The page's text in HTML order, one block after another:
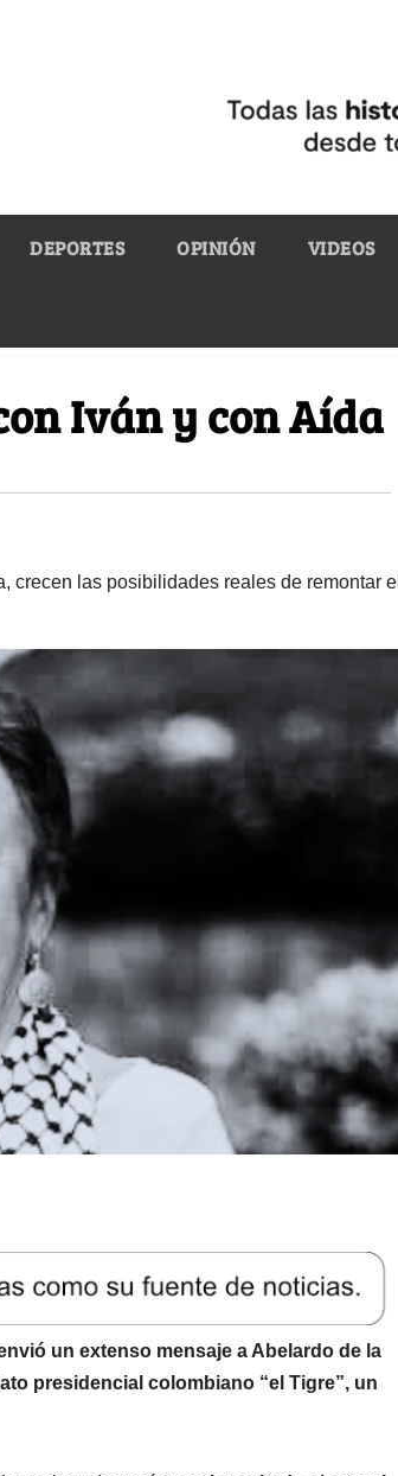
DEPORTES OPINIÓN VIDEOS
Iván y con Aída
las posibilidades reales de remontar el
un extenso mensaje a Abelardo de la
presidencial colombiano “el Tigre”, un